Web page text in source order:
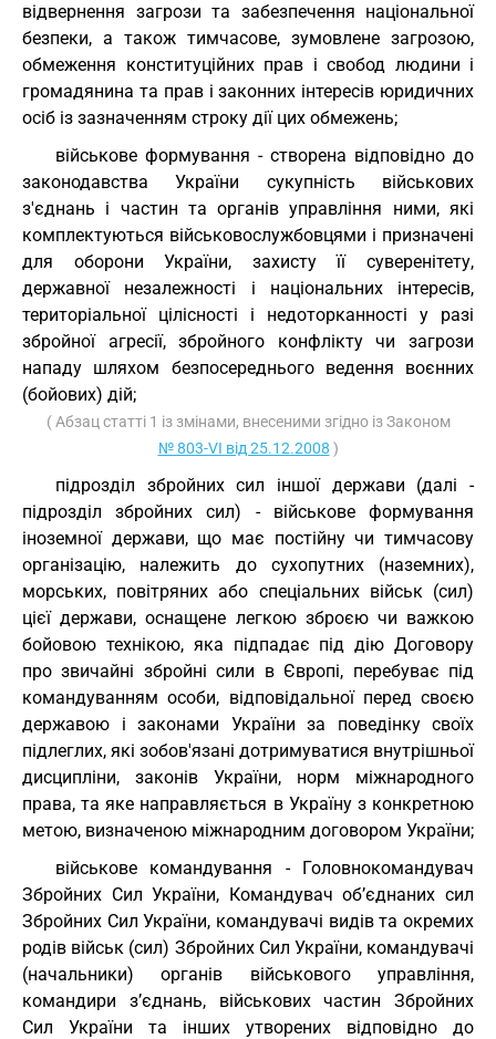
відвернення загрози та забезпечення національної
безпеки, а також тимчасове, зумовлене загрозою,
обмеження конституційних прав і свобод людини і
громадянина та прав і законних інтересів юридичних
осіб із зазначенням строку дії цих обмежень;
військове формування - створена відповідно до
законодавства України сукупність військових
з'єднань і частин та органів управління ними, які
комплектуються військовослужбовцями і призначені
для оборони України, захисту її суверенітету,
державної незалежності і національних інтересів,
територіальної цілісності і недоторканності у разі
збройної агресії, збройного конфлікту чи загрози
нападу шляхом безпосереднього ведення воєнних
(бойових) дій;
( Абзац статті 1 із змінами, внесеними згідно із Законом
№ 803-VI від 25.12.2008 )
підрозділ збройних сил іншої держави (далі -
підрозділ збройних сил) - військове формування
іноземної держави, що має постійну чи тимчасову
організацію, належить до сухопутних (наземних),
морських, повітряних або спеціальних військ (сил)
цієї держави, оснащене легкою зброєю чи важкою
бойовою технікою, яка підпадає під дію Договору
про звичайні збройні сили в Європі, перебуває під
командуванням особи, відповідальної перед своєю
державою і законами України за поведінку своїх
підлеглих, які зобов'язані дотримуватися внутрішньої
дисципліни, законів України, норм міжнародного
права, та яке направляється в Україну з конкретною
метою, визначеною міжнародним договором України;
військове командування - Головнокомандувач
Збройних Сил України, Командувач об’єднаних сил
Збройних Сил України, командувачі видів та окремих
родів військ (сил) Збройних Сил України, командувачі
(начальники) органів військового управління,
командири з’єднань, військових частин Збройних
Сил України та інших утворених відповідно до